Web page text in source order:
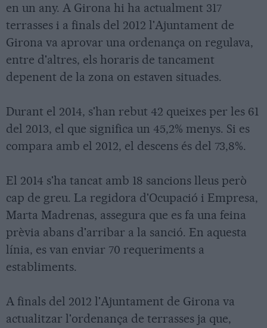
en un any. A Girona hi ha actualment 317
terrasses i a finals del 2012 l'Ajuntament de
Girona va aprovar una ordenança on regulava,
entre d'altres, els horaris de tancament
depenent de la zona on estaven situades.
Durant el 2014, s'han rebut 42 queixes per les 61
del 2013, el que significa un 45,2% menys. Si es
compara amb el 2012, el descens és del 73,8%.
El 2014 s'ha tancat amb 18 sancions lleus però
cap de greu. La regidora d'Ocupació i Empresa,
Marta Madrenas, assegura que es fa una feina
prèvia abans d'arribar a la sanció. En aquesta
línia, es van enviar 70 requeriments a
establiments.
A finals del 2012 l'Ajuntament de Girona va
actualitzar l'ordenança de terrasses ja que,